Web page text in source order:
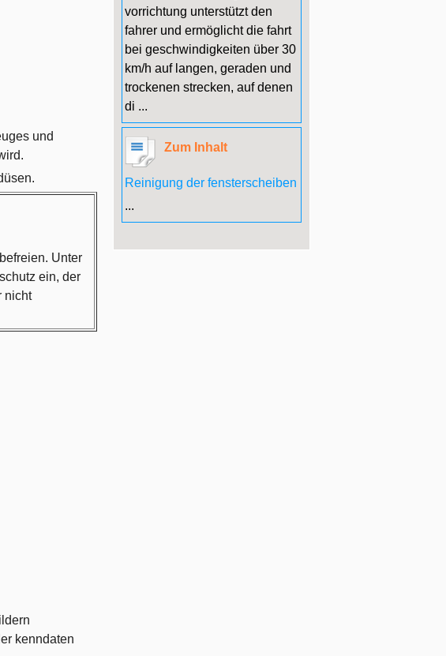
und
Unter
ein, der
nicht
kenndaten
vorrichtung unterstützt den
fahrer und ermöglicht die fahrt
bei geschwindigkeiten über 30
km/h auf langen, geraden und
trockenen strecken, auf denen
di ...
Zum Inhalt
Reinigung der fensterscheiben
...